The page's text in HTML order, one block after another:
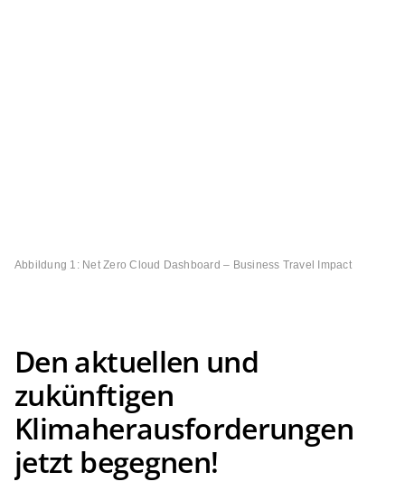
Abbildung 1: Net Zero Cloud Dashboard – Business Travel Impact
Den aktuellen und
zukünftigen
Klimaherausforderungen
jetzt begegnen!